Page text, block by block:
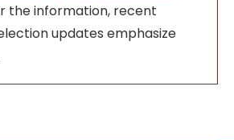
the information, recent
updates emphasize